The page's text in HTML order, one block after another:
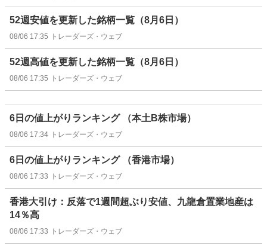
52週安値を更新した銘柄一覧（8月6日）
08/06 17:35 トレーダーズ・ウェブ
52週高値を更新した銘柄一覧（8月6日）
08/06 17:35 トレーダーズ・ウェブ
6日の値上がりランキング （本土B株市場）
08/06 17:34 トレーダーズ・ウェブ
6日の値上がりランキング （香港市場）
08/06 17:33 トレーダーズ・ウェブ
香港大引け：反落で1週間超ぶり安値、九龍倉置業地産は
14％高
08/06 17:33 トレーダーズ・ウェブ